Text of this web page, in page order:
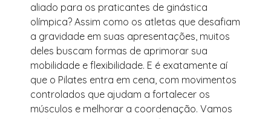
aliado para os praticantes de ginástica
olímpica? Assim como os atletas que desafiam
a gravidade em suas apresentações, muitos
deles buscam formas de aprimorar sua
mobilidade e flexibilidade. E é exatamente aí
que o Pilates entra em cena, com movimentos
controlados que ajudam a fortalecer os
músculos e melhorar a coordenação. Vamos